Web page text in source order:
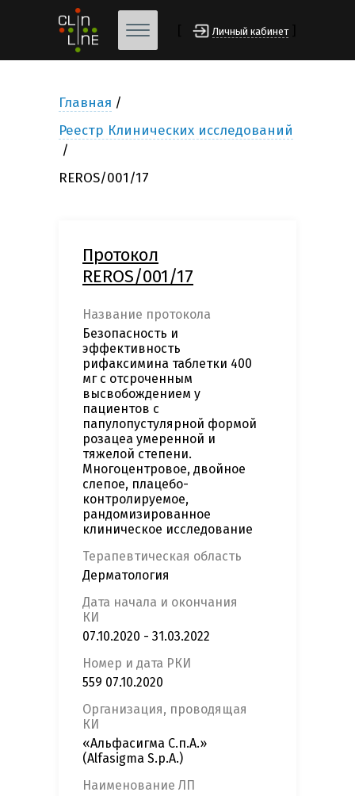
Личный кабинет
Главная
Реестр Клинических исследований
REROS/001/17
Протокол
REROS/001/17
Название протокола
Безопасность и
эффективность
рифаксимина таблетки 400
мг с отсроченным
высвобождением у
пациентов с
папулопустулярной формой
розацеа умеренной и
тяжелой степени.
Многоцентровое, двойное
слепое, плацебо-
контролируемое,
рандомизированное
клиническое исследование
Терапевтическая область
Дерматология
Дата начала и окончания
КИ
07.10.2020 - 31.03.2022
Номер и дата РКИ
559 07.10.2020
Организация, проводящая
КИ
«Альфасигма С.п.А.»
(Alfasigma S.p.A.)
Наименование ЛП